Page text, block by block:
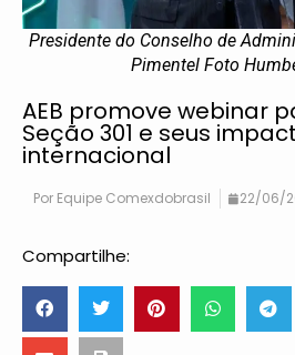
Presidente do Conselho de
Pimentel Foto
AEB promove webinar
Seção 301 e seus
internacional
Por Equipe Comexdobrasil 22/06/
Compartilhe: